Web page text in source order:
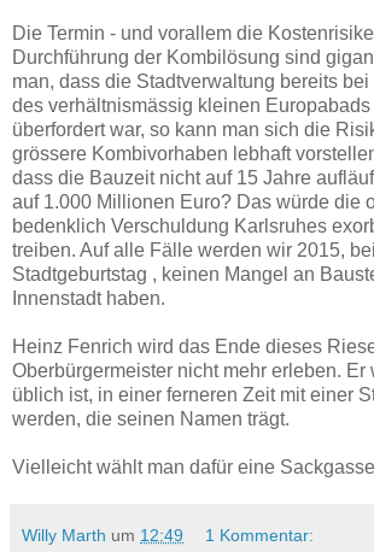
Die Termin - und vorallem die
Durchführung der Kombilösung sind
man, dass die Stadtverwaltung bereits
des verhältnismässig kleinen
überfordert war, so kann man sich die
grössere Kombivorhaben lebhaft
dass die Bauzeit nicht auf 15 Jahre
auf 1.000 Millionen Euro? Das würde die
bedenklich Verschuldung Karlsruhes
treiben. Auf alle Fälle werden wir 2015,
Stadtgeburtstag , keinen Mangel an
Innenstadt haben.
Heinz Fenrich wird das Ende dieses
Oberbürgermeister nicht mehr erleben. Er
üblich ist, in einer ferneren Zeit mit einer
werden, die seinen Namen trägt.
Vielleicht wählt man dafür eine
Willy Marth um 12:49 1 Kommentar: